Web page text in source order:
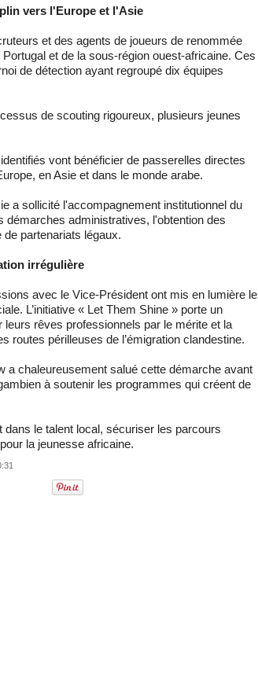
vers l'Europe et l'Asie
et des agents de joueurs de renommée
et de la sous-région ouest-africaine. Ces
de détection ayant regroupé dix équipes
de scouting rigoureux, plusieurs jeunes
vont bénéficier de passerelles directes
en Asie et dans le monde arabe.
a sollicité l'accompagnement institutionnel du
démarches administratives, l'obtention des
partenariats légaux.
irrégulière
avec le Vice-Président ont mis en lumière le
L’initiative « Let Them Shine » porte un
rêves professionnels par le mérite et la
routes périlleuses de l’émigration clandestine.
a chaleureusement salué cette démarche avant
à soutenir les programmes qui créent de
le talent local, sécuriser les parcours
la jeunesse africaine.